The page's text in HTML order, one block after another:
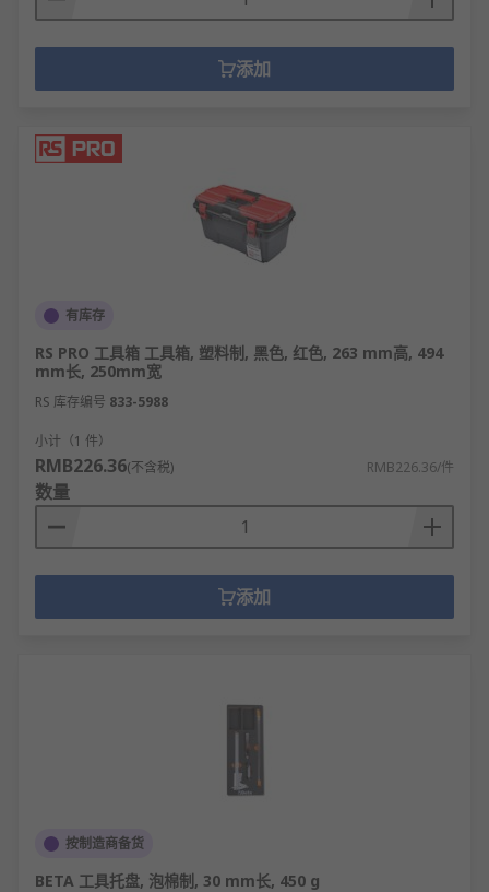
添加
有库存
RS PRO 工具箱 工具箱, 塑料制, 黑色, 红色, 263 mm高, 494
mm长, 250mm宽
RS 库存编号 833-5988
小计（1 件）
RMB226.36(不含税) RMB226.36/件
数量
添加
按制造商备货
BETA 工具托盘, 泡棉制, 30 mm长, 450 g